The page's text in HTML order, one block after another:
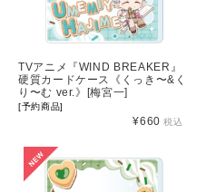
TVアニメ『WIND BREAKER』
硬質カードケース《くっき〜&く
り〜む ver.》[梅宮一]
[予約商品]
¥660税込